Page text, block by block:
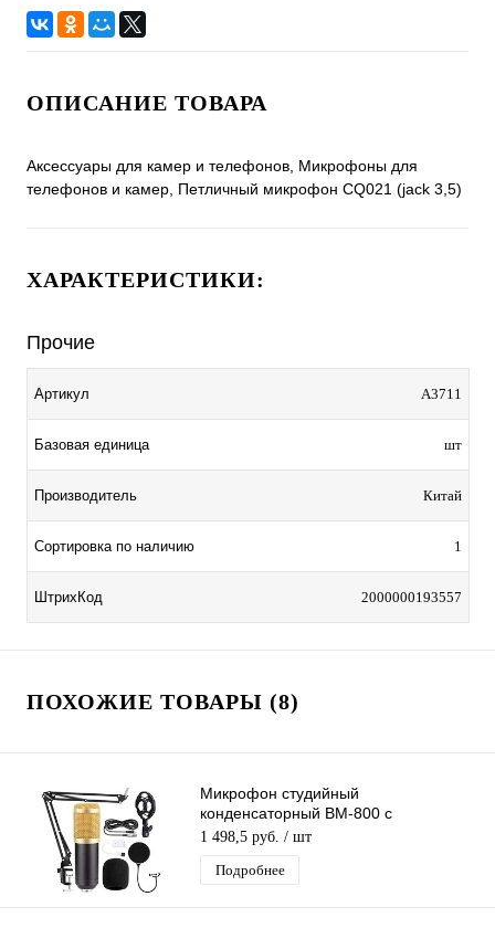
ОПИСАНИЕ ТОВАРА
Аксессуары для камер и телефонов, Микрофоны для
телефонов и камер, Петличный микрофон CQ021 (jack 3,5)
ХАРАКТЕРИСТИКИ:
Прочие
Артикул A3711
Базовая единица шт
Производитель Китай
Сортировка по наличию 1
ШтрихКод 2000000193557
ПОХОЖИЕ ТОВАРЫ (8)
Микрофон студийный
конденсаторный BM-800 с
настольным кронштейном (MF53)
1 498,5 руб. / шт
Подробнее